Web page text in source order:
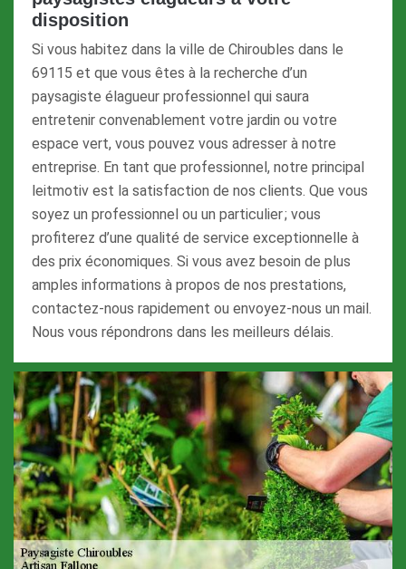
disposition
Si vous habitez dans la ville de Chiroubles dans le
69115 et que vous êtes à la recherche d’un
paysagiste élagueur professionnel qui saura
entretenir convenablement votre jardin ou votre
espace vert, vous pouvez vous adresser à notre
entreprise. En tant que professionnel, notre principal
leitmotiv est la satisfaction de nos clients. Que vous
soyez un professionnel ou un particulier ; vous
profiterez d’une qualité de service exceptionnelle à
des prix économiques. Si vous avez besoin de plus
amples informations à propos de nos prestations,
contactez-nous rapidement ou envoyez-nous un mail.
Nous vous répondrons dans les meilleurs délais.